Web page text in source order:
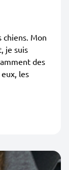
chiens. Mon
je suis
des
les